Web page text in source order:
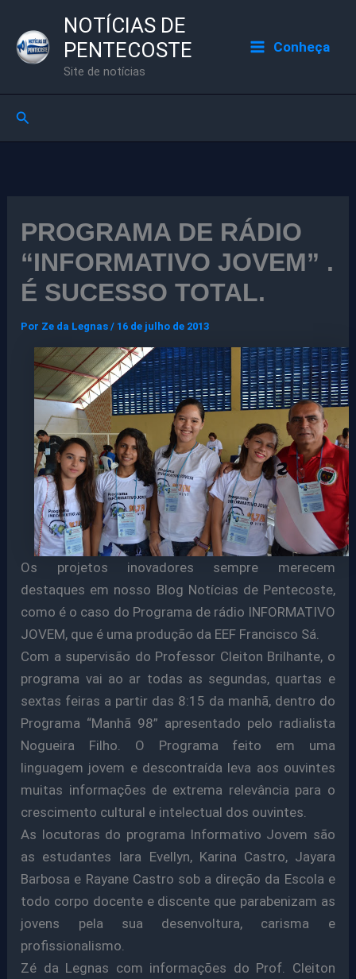
para
NOTÍCIAS DE
PENTECOSTE
Site de notícias
Conheça
Pesquisar
PROGRAMA DE RÁDIO
“INFORMATIVO JOVEM” .
É SUCESSO TOTAL.
Por Ze da Legnas/ 16 de julho de 2013
Os projetos inovadores sempre merecem
destaques em nosso Blog Notícias de Pentecoste,
como é o caso do Programa de rádio INFORMATIVO
JOVEM, que é uma produção da EEF Francisco Sá.
Com a supervisão do Professor Cleiton Brilhante, o
programa vai ao ar todas as segundas, quartas e
sextas feiras a partir das 8:15 da manhã, dentro do
Programa “Manhã 98” apresentado pelo radialista
Nogueira Filho. O Programa feito em uma
linguagem jovem e descontraída leva aos ouvintes
muitas informações de extrema relevância para o
crescimento cultural e intelectual dos ouvintes.
As locutoras do programa Informativo Jovem são
as estudantes Iara Evellyn, Karina Castro, Jayara
Barbosa e Rayane Castro sob a direção da Escola e
todo corpo docente e discente que parabenizam as
jovens pela sua desenvoltura, carisma e
profissionalismo.
Zé da Legnas com informações do Prof. Cleiton